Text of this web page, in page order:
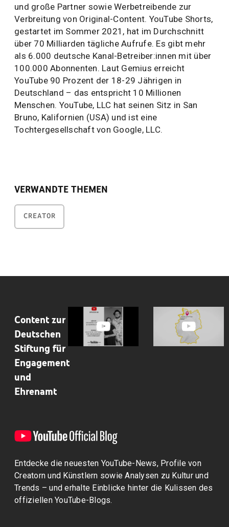
und große Partner sowie Werbetreibende zur
Verbreitung von Original-Content. YouTube Shorts,
gestartet im Sommer 2021, hat im Durchschnitt
über 70 Milliarden tägliche Aufrufe. Es gibt mehr
als 6.000 deutsche Kanal-Betreiber:innen mit über
100.000 Abonnenten. Laut Gemius erreicht
YouTube 90 Prozent der 18-29 Jährigen in
Deutschland – das entspricht 10 Millionen
Menschen. YouTube, LLC hat seinen Sitz in San
Bruno, Kalifornien (USA) und ist eine
Tochtergesellschaft von Google, LLC.
VERWANDTE THEMEN
CREATOR
Content zur
Deutschen
Stiftung für
Engagement
und
Ehrenamt
Entdecke die neuesten YouTube-News, Profile von
Creatorn und Künstlern sowie Analysen zu Kultur und
Trends – und erhalte Einblicke hinter die Kulissen des
offiziellen YouTube-Blogs.